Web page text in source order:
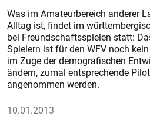
Was im Amateurbereich anderer
Alltag ist, findet im
bei Freundschaftsspielen statt:
Spielern ist für den WFV noch
im Zuge der demografischen
ändern, zumal entsprechende
angenommen werden.
10.01.2013